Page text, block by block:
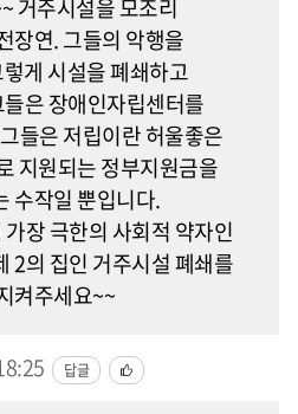
거주시설을 모조리
장연. 그들의 악행을
게 시설을 폐쇄하고
은 장애인자립센터를
들은 저립이란 허울좋은
지원되는 정부지원금을
수작일 뿐입니다.
장 극한의 사회적 약자인
2의 집인 거주시설 폐쇄를
켜주세요~~
답글